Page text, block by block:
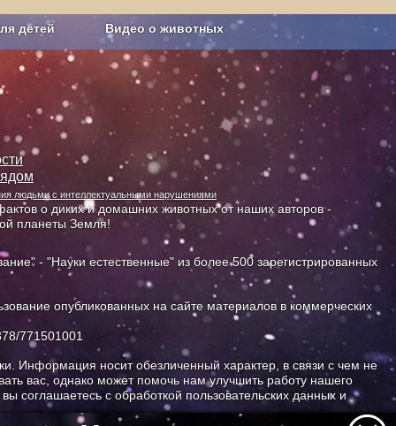
детей Видео о животных
Сельское хозяйство
людьми с интеллектуальными нарушениями
о диких и домашних животных от наших авторов -
планеты Земля!
- "Науки естественные" из более 500 зарегистрированных
опубликованных на сайте материалов в коммерческих
771501001
Информация носит обезличенный характер, в связи с чем не
вас, однако может помочь нам улучшить работу нашего
соглашаетесь с обработкой пользовательских данных и